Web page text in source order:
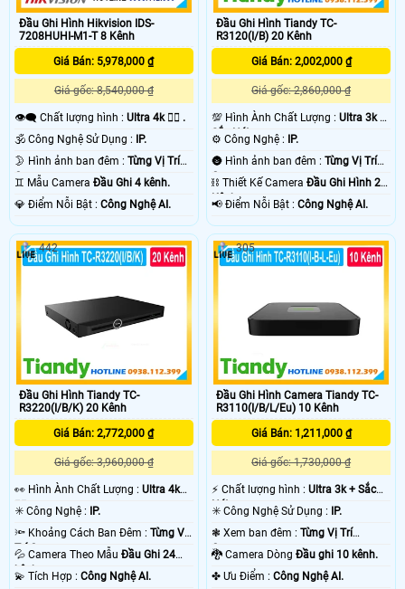
📀 Đầu ghi camera Ip (Network Video Recorder) gọi tắt là NVR là loại đầu
thu chuyên dụng sử dụng cho đầu ghi hình camera IP các loại hoặc cũng
có thể kết nối từ xa từ đầu ghi này sang đầu ghi khác đê lưu trữ dữ liệu từ
xa. Đầu ghi camera Ip hoặc động thu dữ liệu qua đường truyền mạng do đó
sử dủng đầu ghi IP không nhất thiết phải đặt đầu ghi IP ngay vị trí lắp
camera.
Đầu Ghi Hình Hikvision IDS-
7208HUHI-M1-T 8 Kênh
Giá Bán: 5,978,000 ₫
Giá gốc: 8,540,000 ₫
👁️‍🗨 Chất lượng hình : Ultra 4k 👍🏾 .
🕉️ Công Nghệ Sử Dụng :
IP.
🌛 Hình ảnh ban đêm : Từng Vị Trí
Camera .
♊ Mẫu Camera Đầu Ghi 4 kênh.
️💎 Điểm Nỗi Bật : Công Nghệ AI.
Đầu Ghi Hình Tiandy TC-
R3120(I/B) 20 Kênh
Giá Bán: 2,002,000 ₫
Giá gốc: 2,860,000 ₫
💯 Hình Ành Chất Lượng :Ultra 3k +
Sắc Nét .
⚙ Công Nghệ :
IP.
🌚 Hình ảnh ban đêm :Từng Vị Trí
Camera .
⛓ Thiết Kế CameraĐầu Ghi Hình 24
Kênh.
️📢 Điểm Nỗi Bật :Công Nghệ AI.
Đầu Ghi Hình Tiandy TC-
R3220(I/B/K) 20 Kênh
Giá Bán: 2,772,000 ₫
Giá gốc: 3,960,000 ₫
️👀 Hình Ành Chất Lượng : Ultra 4k
👍🏾 .
✳️ Công Nghệ : IP.
🔦 Khoảng Cách Ban Đêm : Từng Vị
Trí Camera .
💦 Camera Theo Mẫu Đầu Ghi 24
kênh.
️💫 Tích Hợp : Công Nghệ AI.
442
Đầu Ghi Hình Camera Tiandy TC-
R3110(I/B/L/Eu) 10 Kênh
Giá Bán: 1,211,000 ₫
Giá gốc: 1,730,000 ₫
️⚡ Chất lượng hình :Ultra 3k + Sắc
Nét .
✳️ Công Nghệ Sử Dụng : IP.
❃ Xem ban đêm :Từng Vị Trí
Camera .
🐉️ Camera DòngĐầu ghi 10 kênh.
️✤ Ưu Điểm :Công Nghệ AI.
305